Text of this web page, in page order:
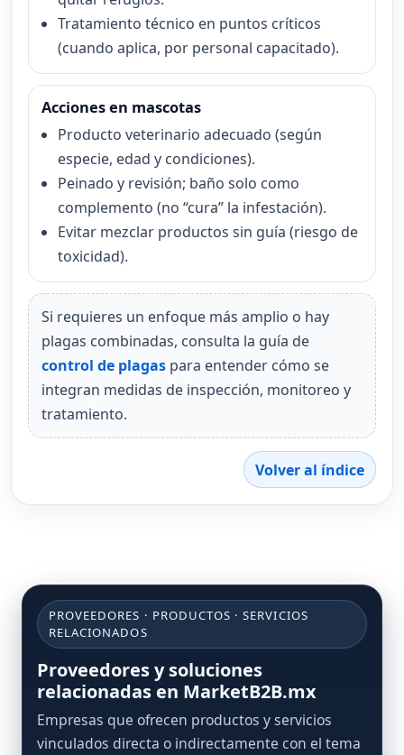
Tratamiento técnico en puntos críticos
(cuando aplica, por personal capacitado).
Acciones en mascotas
Producto veterinario adecuado (según
especie, edad y condiciones).
Peinado y revisión; baño solo como
complemento (no “cura” la infestación).
Evitar mezclar productos sin guía (riesgo de
toxicidad).
Si requieres un enfoque más amplio o hay
plagas combinadas, consulta la guía de
control de plagas para entender cómo se
integran medidas de inspección, monitoreo y
tratamiento.
Volver al índice
PROVEEDORES · PRODUCTOS · SERVICIOS
RELACIONADOS
Proveedores y soluciones
relacionadas en MarketB2B.mx
Empresas que ofrecen productos y servicios
vinculados directa o indirectamente con el tema